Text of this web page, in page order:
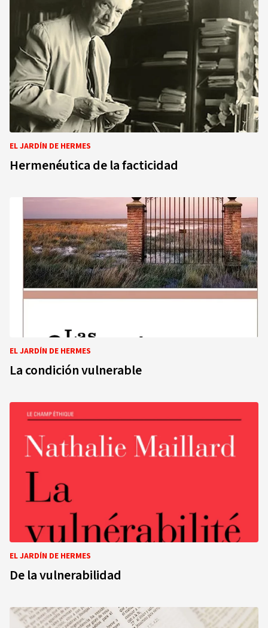
EL JARDÍN DE HERMES
Hermenéutica de la facticidad
EL JARDÍN DE HERMES
La condición vulnerable
EL JARDÍN DE HERMES
De la vulnerabilidad